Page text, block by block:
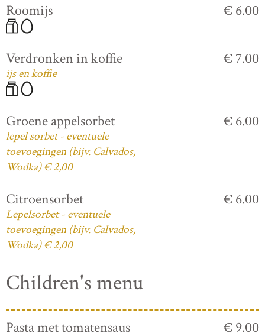
Roomijs € 6.00
Verdronken in koffie
ijs en koffie
€ 7.00
Groene appelsorbet
lepel sorbet - eventuele
toevoegingen (bijv. Calvados,
Wodka) € 2,00
€ 6.00
Citroensorbet
Lepelsorbet - eventuele
toevoegingen (bijv. Calvados,
Wodka) € 2,00
€ 6.00
Children's menu
Pasta met tomatensaus € 9.00